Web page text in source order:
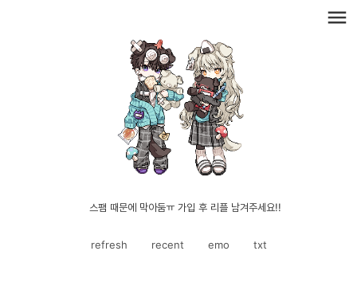
menu
스팸 때문에 막아둠ㅠ 가입 후 리플 남겨주세요!!
refresh recent emo txt